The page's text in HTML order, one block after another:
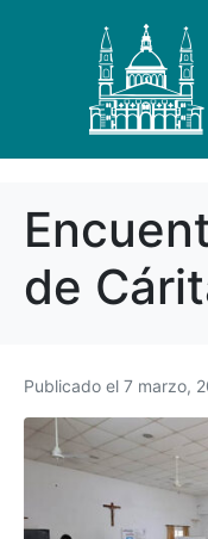
de
Publicado el 7 marzo,